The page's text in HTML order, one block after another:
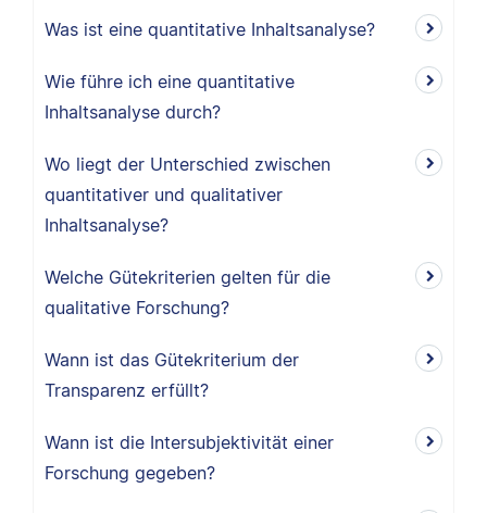
Was ist eine quantitative Inhaltsanalyse?
Wie führe ich eine quantitative
Inhaltsanalyse durch?
Wo liegt der Unterschied zwischen
quantitativer und qualitativer
Inhaltsanalyse?
Welche Gütekriterien gelten für die
qualitative Forschung?
Wann ist das Gütekriterium der
Transparenz erfüllt?
Wann ist die Intersubjektivität einer
Forschung gegeben?